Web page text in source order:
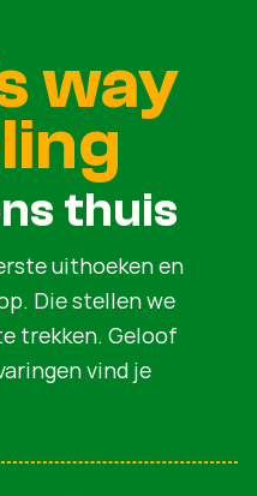
way
thuis
uithoeken en
Die stellen we
trekken. Geloof
vind je